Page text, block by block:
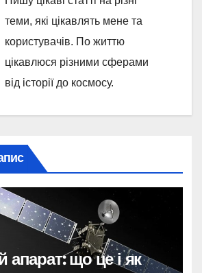
теми, які цікавлять мене та
користувачів. По життю
цікавлюся різними сферами
від історії до космосу.
апарат: що це і як